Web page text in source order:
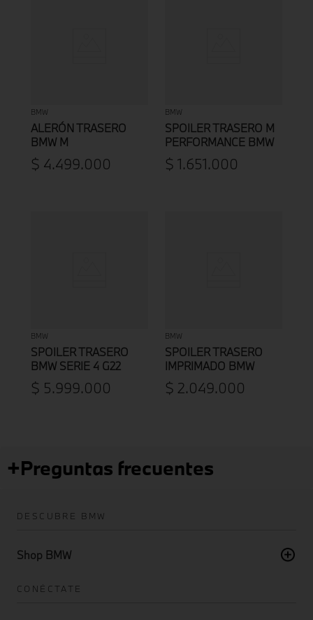
BMW
ALERÓN TRASERO
BMW M
PERFORMANCE SERIE
3 G20
$ 4.499.000
BMW
SPOILER TRASERO M
PERFORMANCE BMW
SERIE 3 F30/LCI
$ 1.651.000
BMW
SPOILER TRASERO
BMW SERIE 4 G22
COUPÉ / G22 COUPÉ
LCI
$ 5.999.000
BMW
SPOILER TRASERO
IMPRIMADO BMW
SERIE 2 F44 GRAN
COUPÉ
$ 2.049.000
+Preguntas frecuentes
DESCUBRE BMW
Shop BMW
CONÉCTATE